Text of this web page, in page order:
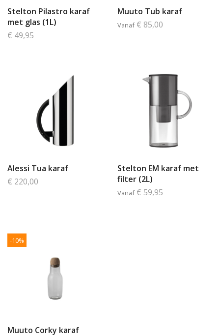
Stelton Pilastro karaf
met glas (1L)
€ 49,95
Muuto Tub karaf
Vanaf € 85,00
Alessi Tua karaf
€ 220,00
Stelton EM karaf met
filter (2L)
Vanaf € 59,95
-10%
Muuto Corky karaf